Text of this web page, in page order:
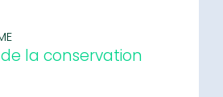
la conservation